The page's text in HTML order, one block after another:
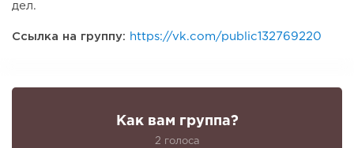
дел.
Ссылка на группу: https://vk.com/public132769220
Как вам группа?
2 голоса